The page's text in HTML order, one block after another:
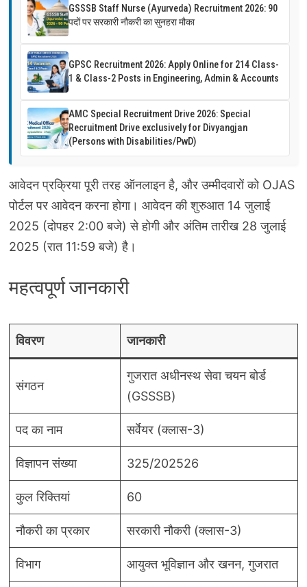
GSSSB Staff Nurse (Ayurveda) Recruitment 2026: 90
पदों पर सरकारी नौकरी का सुनहरा मौका
GPSC Recruitment 2026: Apply Online for 214 Class-
1 & Class-2 Posts in Engineering, Admin & Accounts
AMC Special Recruitment Drive 2026: Special
Recruitment Drive exclusively for Divyangjan
(Persons with Disabilities/PwD)
आवेदन प्रक्रिया पूरी तरह ऑनलाइन है, और उम्मीदवारों को OJAS
पोर्टल पर आवेदन करना होगा। आवेदन की शुरुआत 14 जुलाई
2025 (दोपहर 2:00 बजे) से होगी और अंतिम तारीख 28 जुलाई
2025 (रात 11:59 बजे) है।
महत्वपूर्ण जानकारी
विवरण जानकारी
संगठन
गुजरात अधीनस्थ सेवा चयन बोर्ड
(GSSSB)
पद का नाम सर्वेयर (क्लास-3)
विज्ञापन संख्या 325/202526
कुल रिक्तियां 60
नौकरी का प्रकार सरकारी नौकरी (क्लास-3)
विभाग आयुक्त भूविज्ञान और खनन, गुजरात